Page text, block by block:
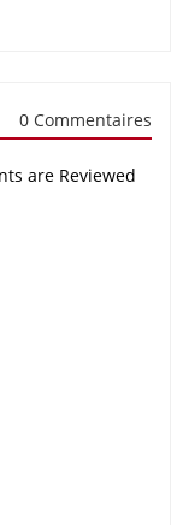
0 Commentaires
are Reviewed